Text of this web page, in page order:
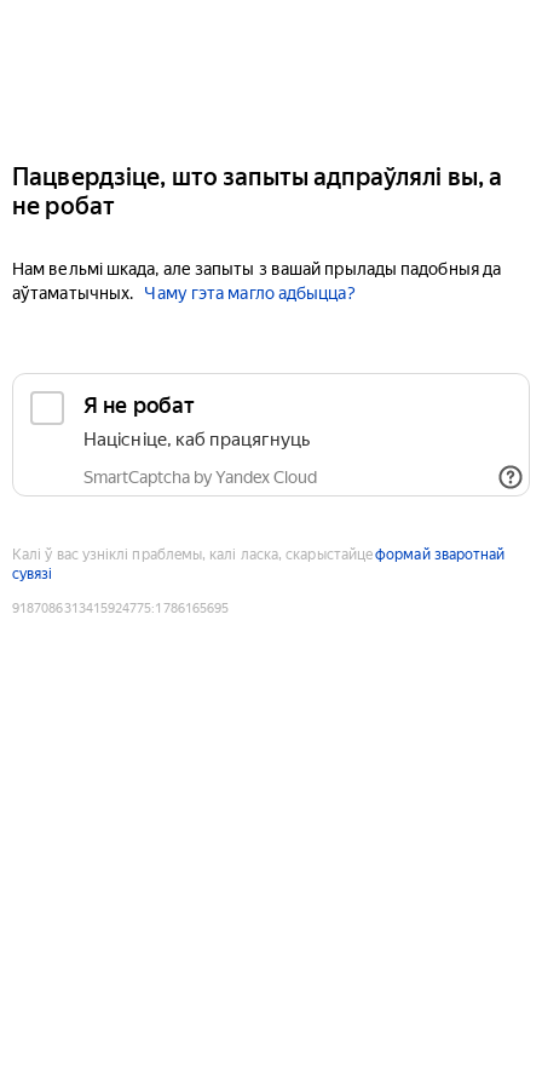
Пацвердзіце, што запыты адпраўлялі вы, а
не робат
Нам вельмі шкада, але запыты з вашай прылады падобныя да
аўтаматычных.
Чаму гэта магло адбыцца?
Я не робат
Націсніце, каб працягнуць
SmartCaptcha by Yandex Cloud
Калі ў вас узніклі праблемы, калі ласка, скарыстайцеформай зваротнай
сувязі
9187086313415924775:1786165695